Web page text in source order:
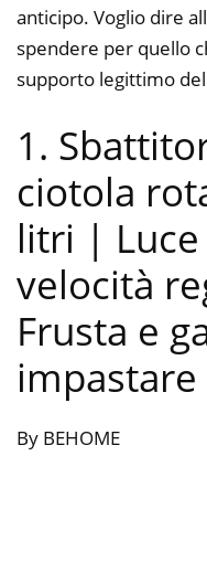
anticipo. Voglio dire
spendere per quello
supporto legittimo
1.
ciotola
litri | Luce
velocità
Frusta e
impastare
By BEHOME